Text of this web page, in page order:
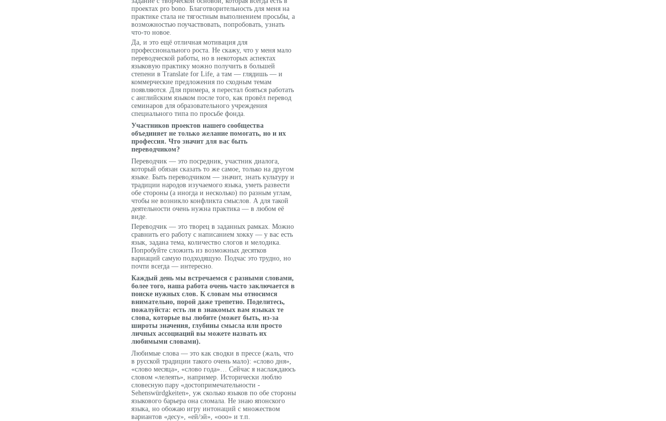
проектах pro bono. Благотворительность для меня на
практике стала не тягостным выполнением просьбы, а
возможностью поучаствовать, попробовать, узнать
что-то новое.
Да, и это ещё отличная мотивация для
профессионального роста. Не скажу, что у меня мало
переводческой работы, но в некоторых аспектах
языковую практику можно получить в большей
степени в Translate for Life, а там — глядишь — и
коммерческие предложения по сходным темам
появляются. Для примера, я перестал бояться работать
с английским языком после того, как провёл перевод
семинаров для образовательного учреждения
специального типа по просьбе фонда.
Участников проектов нашего сообщества
объединяет не только желание помогать, но и их
профессия. Что значит для вас быть
переводчиком?
Переводчик — это посредник, участник диалога,
который обязан сказать то же самое, только на другом
языке. Быть переводчиком — значит, знать культуру и
традиции народов изучаемого языка, уметь развести
обе стороны (а иногда и несколько) по разным углам,
чтобы не возникло конфликта смыслов. А для такой
деятельности очень нужна практика — в любом её
виде.
Переводчик — это творец в заданных рамках. Можно
сравнить его работу с написанием хокку — у вас есть
язык, задана тема, количество слогов и мелодика.
Попробуйте сложить из возможных десятков
вариаций самую подходящую. Подчас это трудно, но
почти всегда — интересно.
Каждый день мы встречаемся с разными словами,
более того, наша работа очень часто заключается в
поиске нужных слов. К словам мы относимся
внимательно, порой даже трепетно. Поделитесь,
пожалуйста: есть ли в знакомых вам языках те
слова, которые вы любите (может быть, из-за
широты значения, глубины смысла или просто
личных ассоциаций вы можете назвать их
любимыми словами).
Любимые слова — это как сводки в прессе (жаль, что
в русской традиции такого очень мало): «слово дня»,
«слово месяца», «слово года»… Сейчас я наслаждаюсь
словом «лелеять», например. Исторически люблю
словесную пару «достопримечательности -
Sehenswürdgkeiten», уж сколько языков по обе стороны
языкового барьера она сломала. Не знаю японского
языка, но обожаю игру интонаций с множеством
вариантов «десу», «ей/эй», «ооо» и т.п.